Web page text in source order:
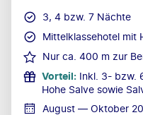
3, 4 bzw. 7 Nächte
Mittelklassehotel mit
Nur ca. 400 m zur
Vorteil: Inkl. 3- bzw.
Hohe Salve sowie
August — Oktober